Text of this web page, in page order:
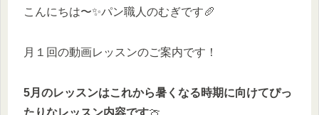
こんにちは〜✨パン職人のむぎです🥖
月１回の動画レッスンのご案内です！
5月のレッスンはこれから暑くなる時期に向けてぴっ
たりなレッスン内容です🍈